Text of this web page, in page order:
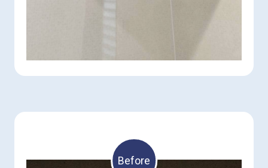
Before